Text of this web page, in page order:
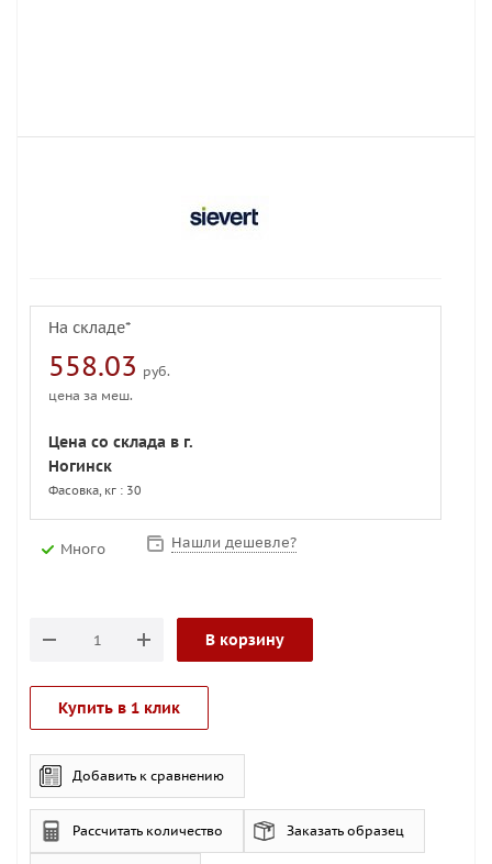
На складе*
558.03 руб.
цена за меш.
Цена со склада в г.
Ногинск
Фасовка, кг : 30
Много Нашли дешевле?
В корзину
Купить в 1 клик
Добавить к сравнению
Рассчитать количество Заказать образец